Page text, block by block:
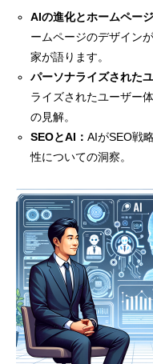
AIの進化とホームペー
ームページのデザイン
家が語ります。
パーソナライズされた
ライズされたユーザー
の見解。
SEOとAI：AIがSEO戦
性についての洞察。